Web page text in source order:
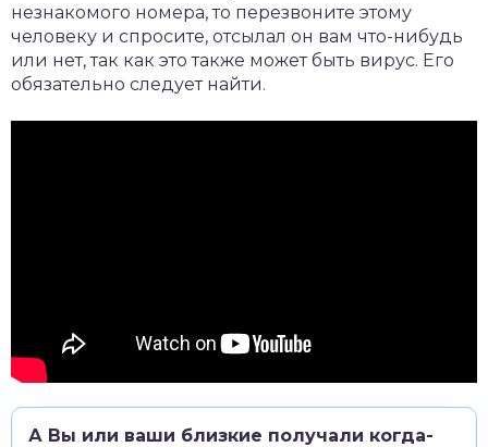
незнакомого номера, то перезвоните этому
человеку и спросите, отсылал он вам что-нибудь
или нет, так как это также может быть вирус. Его
обязательно следует найти.
А Вы или ваши близкие получали когда-